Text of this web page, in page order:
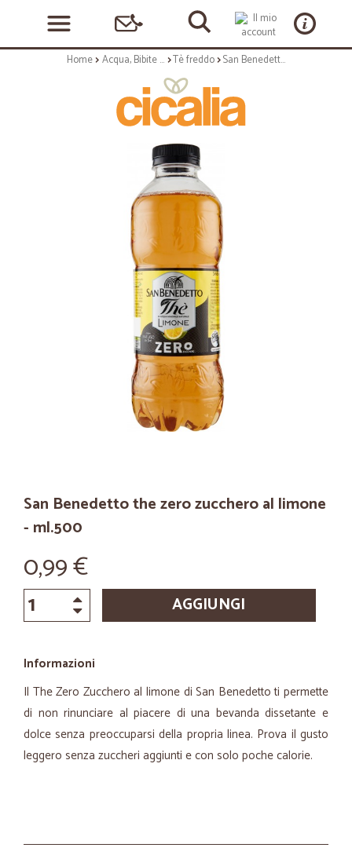
Home Acqua, Bibite e Alcolici Tè freddo San Benedetto the zero zucchero al limone - ml.500
San Benedetto the zero zucchero al limone
- ml.500
0,99 €
AGGIUNGI
Informazioni
Il The Zero Zucchero al limone di San Benedetto ti permette
di non rinunciare al piacere di una bevanda dissetante e
dolce senza preoccuparsi della propria linea. Prova il gusto
leggero senza zuccheri aggiunti e con solo poche calorie.